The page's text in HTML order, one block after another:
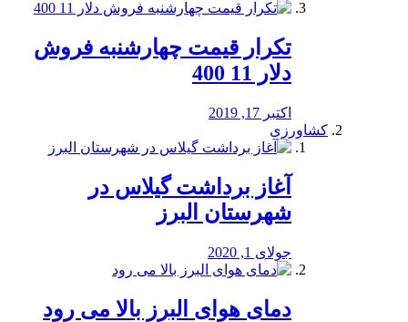
تکرار قیمت چهارشنبه فروش
دلار 11 400
اکتبر 17, 2019
کشاورزی
آغاز برداشت گیلاس در
شهرستان البرز
جولای 1, 2020
دمای هوای البرز بالا می رود